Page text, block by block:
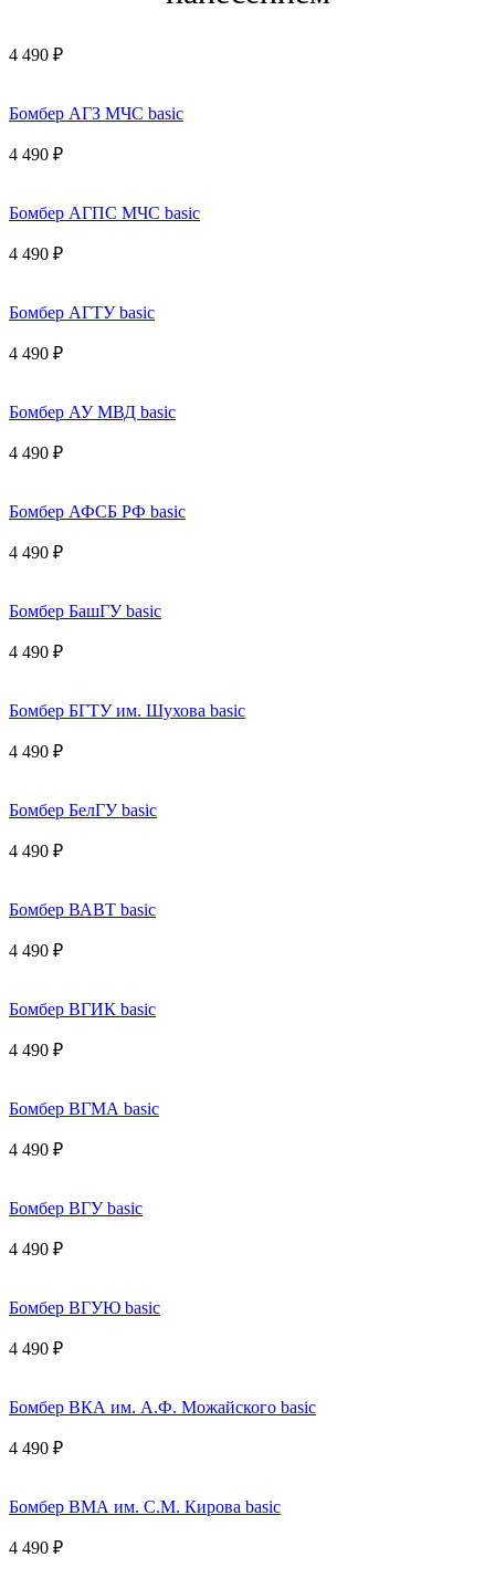
4 490 ₽
Бомбер АГЗ МЧС basic
4 490 ₽
Бомбер АГПС МЧС basic
4 490 ₽
Бомбер АГТУ basic
4 490 ₽
Бомбер АУ МВД basic
4 490 ₽
Бомбер АФСБ РФ basic
4 490 ₽
Бомбер БашГУ basic
4 490 ₽
Бомбер БГТУ им. Шухова basic
4 490 ₽
Бомбер БелГУ basic
4 490 ₽
Бомбер ВАВТ basic
4 490 ₽
Бомбер ВГИК basic
4 490 ₽
Бомбер ВГМА basic
4 490 ₽
Бомбер ВГУ basic
4 490 ₽
Бомбер ВГУЮ basic
4 490 ₽
Бомбер ВКА им. А.Ф. Можайского basic
4 490 ₽
Бомбер ВМА им. С.М. Кирова basic
4 490 ₽